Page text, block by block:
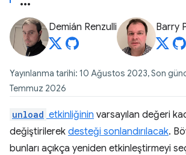
Demián Renzulli Barry
Yayınlanma tarihi: 10 Ağustos 2023, Son
Temmuz 2026
unload etkinliğinin varsayılan değeri
değiştirilerek desteği sonlandırılacak.
bunları açıkça yeniden etkinleştirmeyi